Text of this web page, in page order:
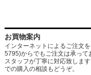
お買物案内
インターネットによるご注文
5795)からでもご注文は承って
スタッフが丁寧に対応致しま
での購入の相談もどうぞ。